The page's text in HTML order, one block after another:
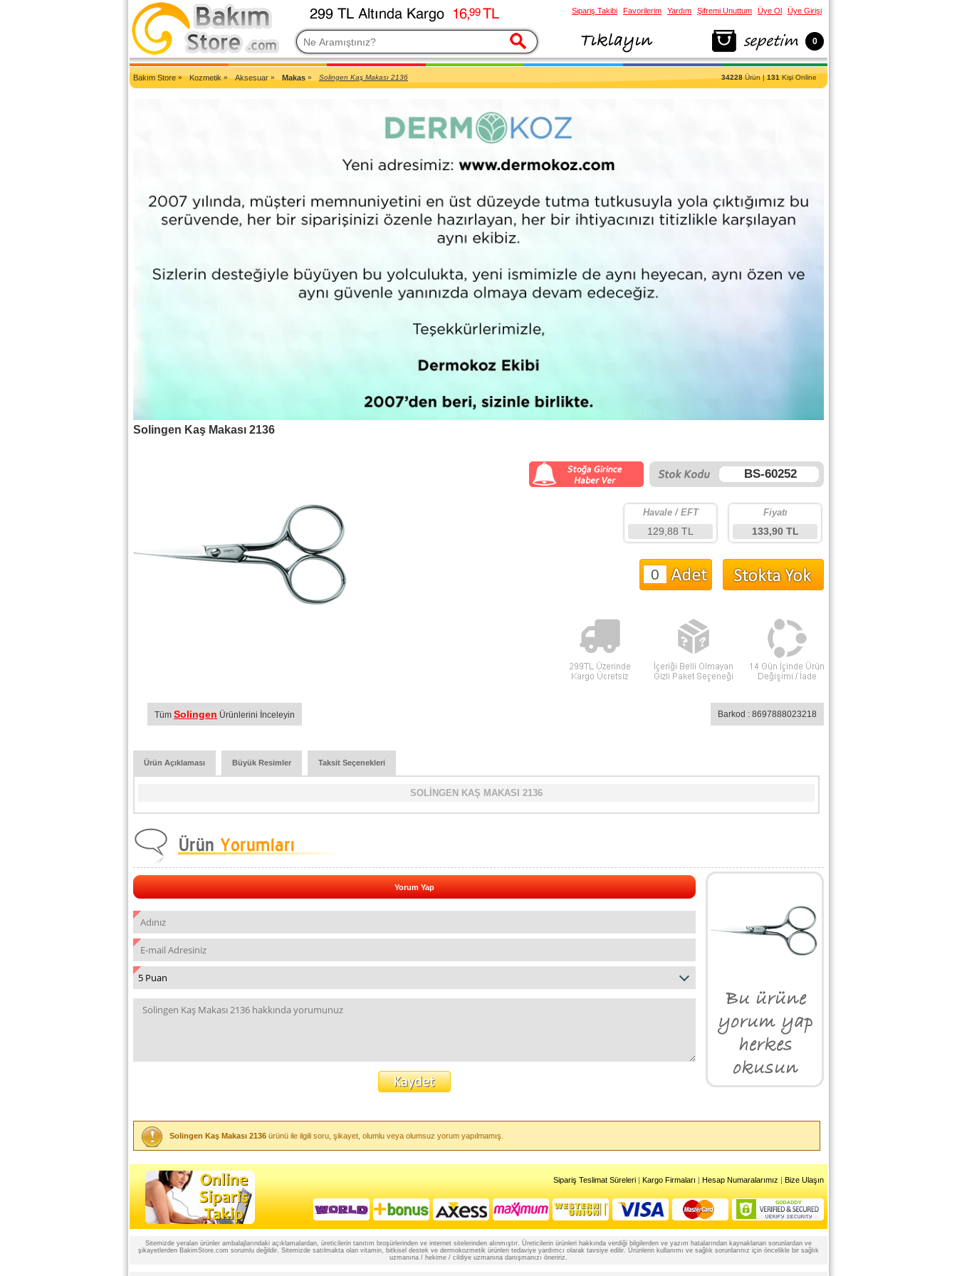
2007'den Beri Türkiye'nin En Güncel Bakım Ürünleri Eczane Sitesi
Bakım Store» Kozmetik» Aksesuar » Makas » Solingen Kaş Makası 2136 34228Ürün |131Kişi Online
Solingen Kaş Makası 2136
BS-60252
Fiyatı
133,90 TL
Havale / EFT
129,88 TL
Tüm Solingen Ürünlerini İnceleyin Barkod : 8697888023218
Ürün Açıklaması Büyük Resimler Taksit Seçenekleri
SOLİNGEN KAŞ MAKASI 2136
Yorum Yap
Solingen Kaş Makası 2136 ürünü ile ilgili soru, şikayet, olumlu veya olumsuz yorum yapılmamış.
Sipariş Teslimat Süreleri | Kargo Firmaları | Hesap Numaralarımız | Bize Ulaşın
Sitemizde yeralan ürünler ambalajlarındaki açıklamalardan, üreticilerin tanıtım broşürlerinden ve internet sitelerinden alınmıştır. Üreticilerin ürünleri hakkında verdiği bilgilerden ve yazım hatalarından kaynaklanan sorunlardan ve
şikayetlerden BakimStore.com sorumlu değildir. Sitemizde satılmakta olan vitamin, bitkisel destek ve dermokozmetik ürünleri tedaviye yardımcı olarak tavsiye edilir. Ürünlerin kullanımı ve sağlık sorunlarınız için öncelikle bir sağlık
uzmanına / hekime / cildiye uzmanına danışmanızı öneririz.
Sipariş Takibi Favorilerim Yardım Şifremi Unuttum Üye Ol Üye Girişi
0